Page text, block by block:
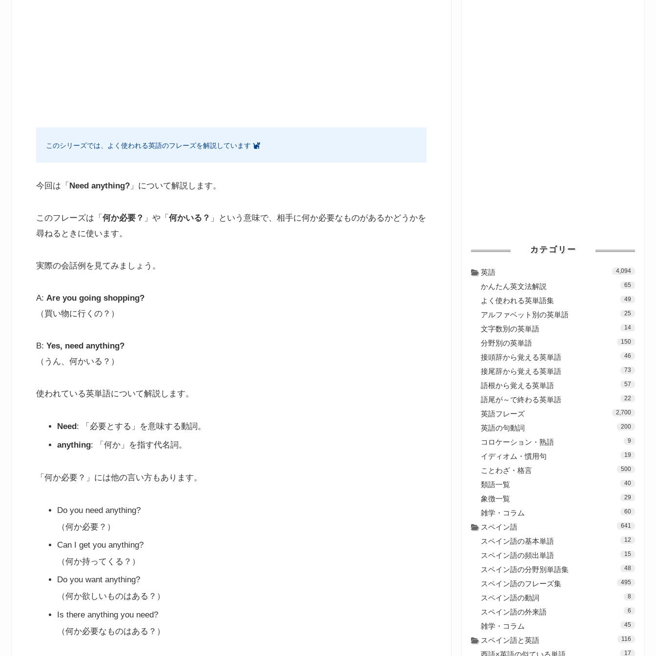
このシリーズでは、よく使われる英語のフレーズを解説しています
今回は「 Need anything? 」について解説します。
このフレーズは「 何か必要？ 」や「 何かいる？ 」という意味で、相手に何か必要なものがあるかどうかを
尋ねるときに使います。
実際の会話例を見てみましょう。
A: Are you going shopping?
（買い物に行くの？）
B: Yes, need anything?
（うん、何かいる？）
使われている英単語について解説します。
Need : 「必要とする」を意味する動詞。
anything: 「何か」を指す代名詞。
「何か必要？」には他の言い方もあります。
Do you need anything?
（何か必要？）
Can I get you anything?
（何か持ってくる？）
Do you want anything?
（何か欲しいものはある？）
Is there anything you need?
（何か必要なものはある？）
カテゴリー
英語 4,094
かんたん英文法解説 65
よく使われる英単語集 49
アルファベット別の英単語 25
文字数別の英単語 14
分野別の英単語 150
接頭辞から覚える英単語 46
接尾辞から覚える英単語 73
語根から覚える英単語 57
語尾が～で終わる英単語 22
英語フレーズ 2,700
英語の句動詞 200
コロケーション・熟語 9
イディオム・慣用句 19
ことわざ・格言 500
類語一覧 40
象徴一覧 29
雑学・コラム 60
スペイン語 641
スペイン語の基本単語 12
スペイン語の頻出単語 15
スペイン語の分野別単語集 48
スペイン語のフレーズ集 495
スペイン語の動詞 8
スペイン語の外来語 6
雑学・コラム 45
スペイン語と英語 116
西語×英語の似ている単語 17